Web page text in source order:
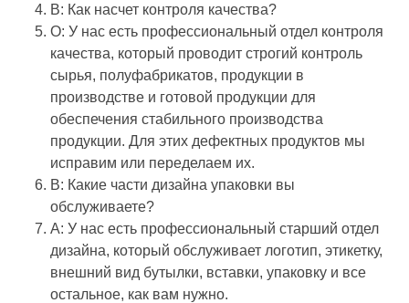
В: Как насчет контроля качества?
О: У нас есть профессиональный отдел контроля
качества, который проводит строгий контроль
сырья, полуфабрикатов, продукции в
производстве и готовой продукции для
обеспечения стабильного производства
продукции. Для этих дефектных продуктов мы
исправим или переделаем их.
В: Какие части дизайна упаковки вы
обслуживаете?
A: У нас есть профессиональный старший отдел
дизайна, который обслуживает логотип, этикетку,
внешний вид бутылки, вставки, упаковку и все
остальное, как вам нужно.